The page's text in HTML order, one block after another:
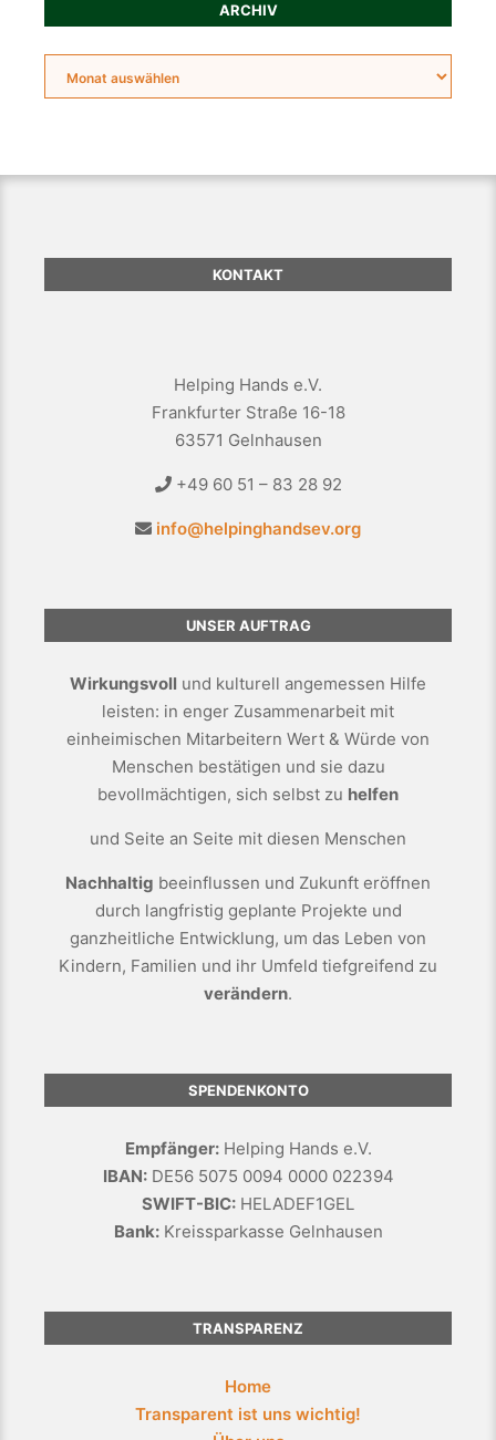
ARCHIV
KONTAKT
Helping Hands e.V.
Frankfurter Straße 16-18
63571 Gelnhausen
+49 60 51 – 83 28 92
info@helpinghandsev.org
UNSER AUFTRAG
Wirkungsvoll und kulturell angemessen Hilfe
leisten: in enger Zusammenarbeit mit
einheimischen Mitarbeitern Wert & Würde von
Menschen bestätigen und sie dazu
bevollmächtigen, sich selbst zu helfen
und Seite an Seite mit diesen Menschen
Nachhaltig beeinflussen und Zukunft eröffnen
durch langfristig geplante Projekte und
ganzheitliche Entwicklung, um das Leben von
Kindern, Familien und ihr Umfeld tiefgreifend zu
verändern.
SPENDENKONTO
Empfänger:Helping Hands e.V.
IBAN:DE56 5075 0094 0000 022394
SWIFT-BIC: HELADEF1GEL
Bank:Kreissparkasse Gelnhausen
TRANSPARENZ
Home
Transparent ist uns wichtig!